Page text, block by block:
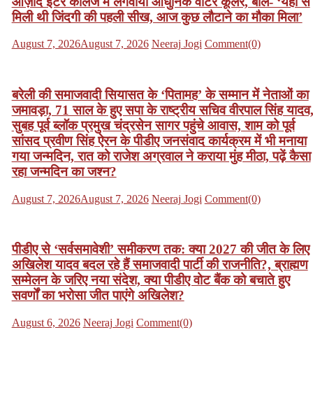
मिली थी जिंदगी की पहली सीख, आज कुछ लौटाने का मौका मिला’
Posted
August 7, 2026August 7, 2026 Author
Neeraj Jogi Comment(0)
बरेली की समाजवादी सियासत के ‘पितामह’ के सम्मान में नेताओं का
जमावड़ा, 71 साल के हुए सपा के राष्ट्रीय सचिव वीरपाल सिंह यादव,
सुबह पूर्व ब्लॉक प्रमुख चंद्रसेन सागर पहुंचे आवास, शाम को पूर्व
सांसद प्रवीण सिंह ऐरन के पीडीए जनसंवाद कार्यक्रम में भी मनाया
गया जन्मदिन, रात को राजेश अग्रवाल ने कराया मुंह मीठा, पढ़ें कैसा
रहा जन्मदिन का जश्न?
Posted
August 7, 2026August 7, 2026 Author
Neeraj Jogi Comment(0)
पीडीए से ‘सर्वसमावेशी’ समीकरण तक: क्या 2027 की जीत के लिए
अखिलेश यादव बदल रहे हैं समाजवादी पार्टी की राजनीति?, ब्राह्मण
सम्मेलन के जरिए नया संदेश, क्या पीडीए वोट बैंक को बचाते हुए
सवर्णों का भरोसा जीत पाएंगे अखिलेश?
Posted
August 6, 2026 Author
Neeraj Jogi Comment(0)